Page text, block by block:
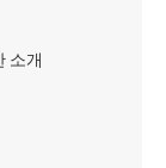
소개